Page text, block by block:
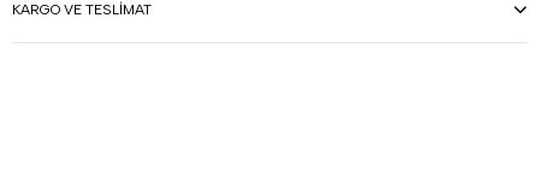
KARGO VE TESLIMAT